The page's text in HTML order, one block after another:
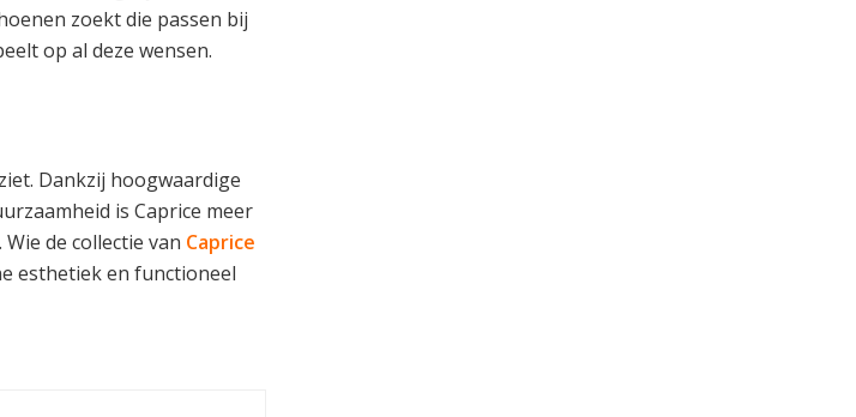
zoekt die passen bij
op al deze wensen.
Dankzij hoogwaardige
is Caprice meer
de collectie van Caprice
esthetiek en functioneel